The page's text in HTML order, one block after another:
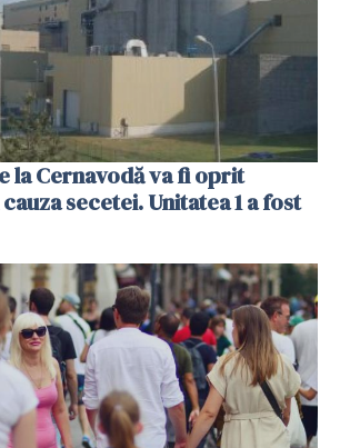
la Cernavodă va fi oprit
secetei. Unitatea 1 a fost